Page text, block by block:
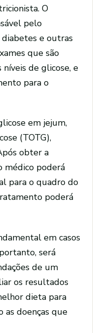
O
pelo
e outras
que são
níveis de glicose, e
para o
em jejum,
(TOTG),
obter a
médico poderá
para o quadro do
poderá
em casos
será
de um
os resultados
dieta para
as doenças que